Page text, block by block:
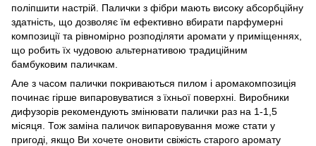
поліпшити настрій. Палички з фібри мають високу абсорбційну
здатність, що дозволяє їм ефективно вбирати парфумерні
композиції та рівномірно розподіляти аромати у приміщеннях,
що робить їх чудовою альтернативою традиційним
бамбуковим паличкам.
Але з часом палички покриваються пилом і аромакомпозиція
починає гірше випаровуватися з їхньої поверхні. Виробники
дифузорів рекомендують змінювати палички раз на 1-1,5
місяця. Тож заміна паличок випаровування може стати у
пригоді, якщо Ви хочете оновити свіжість старого аромату